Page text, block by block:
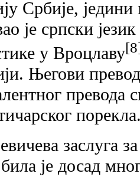
Србије,
је српски
у Вроцлаву
Његови
превода
заслуга
је досад